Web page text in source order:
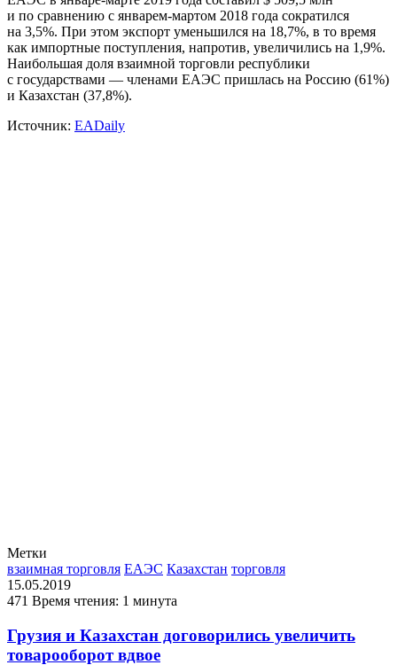
и по сравнению с январем-мартом 2018 года сократился
на 3,5%. При этом экспорт уменьшился на 18,7%, в то время
как импортные поступления, напротив, увеличились на 1,9%.
Наибольшая доля взаимной торговли республики
с государствами — членами ЕАЭС пришлась на Россию (61%)
и Казахстан (37,8%).
Источник: EADaily
Метки
взаимная торговля ЕАЭС Казахстан торговля
15.05.2019
471 Время чтения: 1 минута
Грузия и Казахстан договорились увеличить
товарооборот вдвое